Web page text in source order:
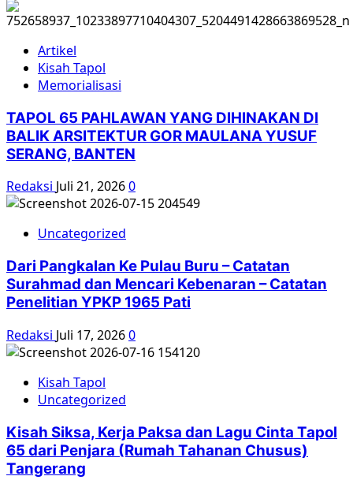
Artikel
Kisah Tapol
Memorialisasi
TAPOL 65 PAHLAWAN YANG DIHINAKAN DI
BALIK ARSITEKTUR GOR MAULANA YUSUF
SERANG, BANTEN
Redaksi Juli 21, 20260
Uncategorized
Dari Pangkalan Ke Pulau Buru – Catatan
Surahmad dan Mencari Kebenaran – Catatan
Penelitian YPKP 1965 Pati
Redaksi Juli 17, 20260
Kisah Tapol
Uncategorized
Kisah Siksa, Kerja Paksa dan Lagu Cinta Tapol
65 dari Penjara (Rumah Tahanan Chusus)
Tangerang